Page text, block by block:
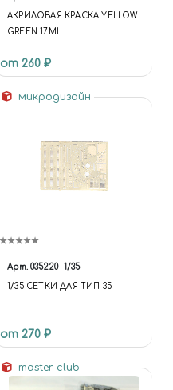
АКРИЛОВАЯ КРАСКА YELLOW
GREEN 17ML
от 260 ₽
микродизайн
Арт. 035220 1/35
1/35 СЕТКИ ДЛЯ ТИП 35
от 270 ₽
master club